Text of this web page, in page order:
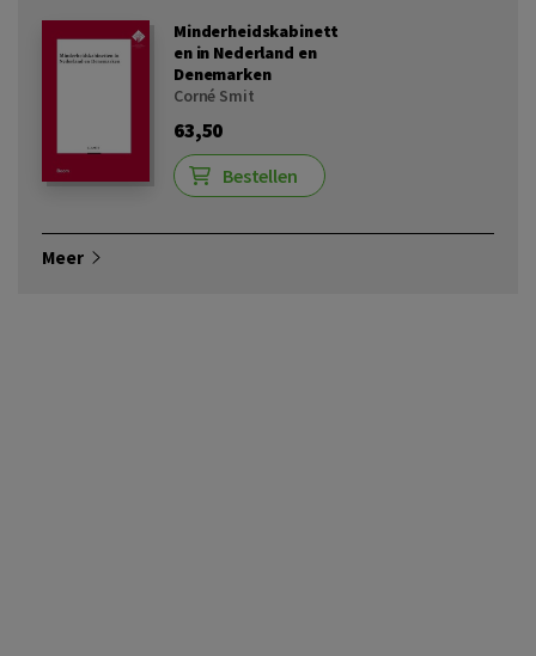
Minderheidskabinett
en in Nederland en
Denemarken
Corné Smit
63,50
Bestellen
Meer